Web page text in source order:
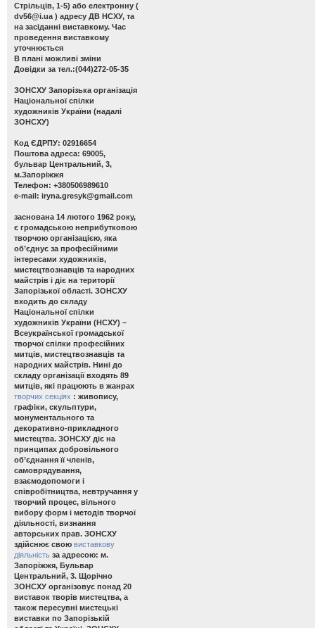
Стрільців, 1-5) або електронну (
dv56@i.ua ) адресу ДВ НСХУ, та
на засіданні виставкому. Час
проведення виставкому
уточнюється
В плані можливі зміни
Довідки за тел.:(044)272-05-35
ЗОНСХУ Запорізька організація
Національної спілки
художників України (надалі
ЗОНСХУ)
Код ЄДРПУ: 02916654
Поштова адреса: 69005,
бульвар Центральний, 3,
м.Запоріжжя
Телефон: +380506989610
e-mail: iryna.gresyk@gmail.com
заснована 14 лютого 1962 року,
є громадською неприбутковою
творчою організацією, яка
об’єднує за професійними
інтересами художників,
мистецтвознавців та народних
майстрів і діє на території
Запорізької області. ЗОНСХУ
входить до складу
Національної спілки
художників України (НСХУ) –
Всеукраїнської громадської
творчої спілки професійних
митців, мистецтвознавців та
народних майстрів. Нині до
складу організації входять 89
митців, які працюють в жанрах
творчих секціях : живопису,
графіки, скульптури,
монументального та
декоративно-прикладного
мистецтва. ЗОНСХУ діє на
принципах добровільного
об’єднання її членів,
самоврядування,
взаємодопомоги і
співробітництва, невтручання у
творчий процес, вільного
вибору форм і методів творчої
діяльності, визнання
авторських прав. ЗОНСХУ
здійснює свою виставкову
діяльність за адресою: м.
Запоріжжя, Бульвар
Центральний, 3. Щорічно
ЗОНСХУ організовує понад 20
виставок творів мистецтва, а
також пересувні мистецькі
виставки по Запорізькій